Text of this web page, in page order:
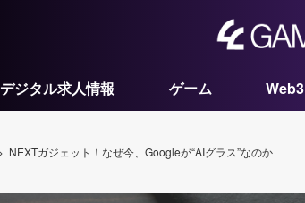
デジタル求人情報 ゲーム Web3
NEXTガジェット！なぜ今、Googleが“AIグラス”なのか